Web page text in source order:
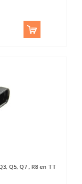
Q5, Q7 , R8 en TT